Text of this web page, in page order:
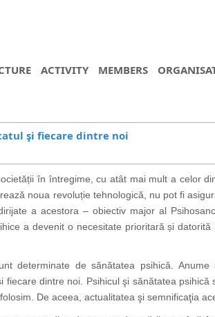
ACTIVITY MEMBERS
şi fiecare dintre noi
în întregime, cu atât mai mult a celor
noua revoluție tehnologică, nu pot fi
a acestora – obiectiv major al
a devenit o necesitate prioritară și
determinate de sănătatea psihică.
dintre noi. Psihicul şi sănătatea
De aceea, actualitatea şi semnificaţia